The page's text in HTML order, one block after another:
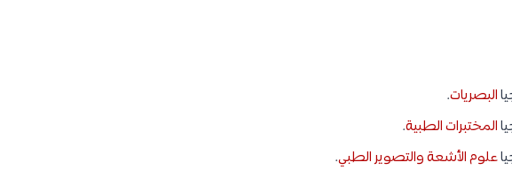
البصريات.
المختبرات الطبية.
علوم الأشعة والتصوير الطبي.